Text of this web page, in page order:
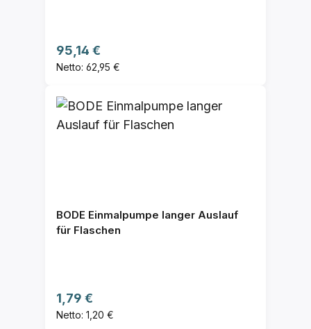
Regulärer Preis:
95,14 €
Netto: 62,95 €
BODE Einmalpumpe langer Auslauf
für Flaschen
Regulärer Preis:
1,79 €
Netto: 1,20 €